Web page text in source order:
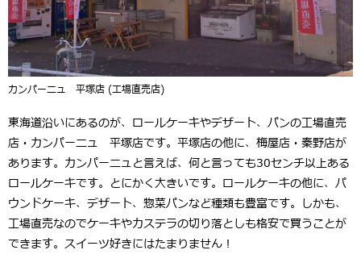
カンパーニュ 平塚店 (工場直売店)
東海道沿いにあるのが、ロールケーキやデザート、パンの工場直売
店・カンパーニュ 平塚店です。平塚店の他に、梅屋店・秦野店が
あります。カンパーニュと言えば、何と言っても30センチ以上ある
ロールケーキです。とにかく大きいです。ロールケーキの他に、パ
ウンドケーキ、デザート、惣菜パンなど種類も豊富です。しかも、
工場直売なのでケーキやカステラの切り落としも格安で買うことが
できます。スイーツ好きにはたまりません！